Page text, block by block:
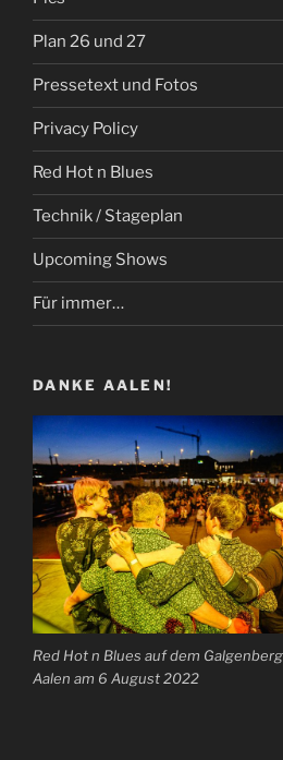
Plan 26 und 27
Pressetext und Fotos
Privacy Policy
Red Hot n Blues
Technik / Stageplan
Upcoming Shows
Für immer…
DANKE AALEN!
Red Hot n Blues auf dem
Aalen am 6 August 2022